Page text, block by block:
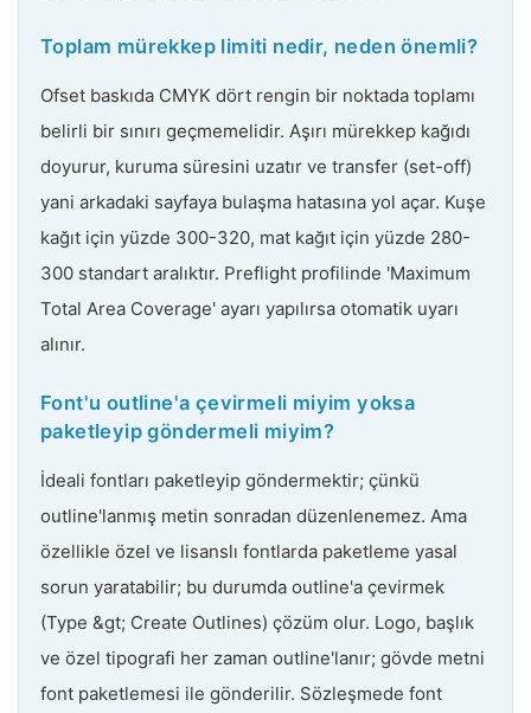
Toplam mürekkep limiti nedir, neden önemli?
Ofset baskıda CMYK dört rengin bir noktada toplamı
belirli bir sınırı geçmemelidir. Aşırı mürekkep kağıdı
doyurur, kuruma süresini uzatır ve transfer (set-off)
yani arkadaki sayfaya bulaşma hatasına yol açar. Kuşe
kağıt için yüzde 300-320, mat kağıt için yüzde 280-
300 standart aralıktır. Preflight profilinde 'Maximum
Total Area Coverage' ayarı yapılırsa otomatik uyarı
alınır.
Font'u outline'a çevirmeli miyim yoksa
paketleyip göndermeli miyim?
İdeali fontları paketleyip göndermektir; çünkü
outline'lanmış metin sonradan düzenlenemez. Ama
özellikle özel ve lisanslı fontlarda paketleme yasal
sorun yaratabilir; bu durumda outline'a çevirmek
(Type &gt; Create Outlines) çözüm olur. Logo, başlık
ve özel tipografi her zaman outline'lanır; gövde metni
font paketlemesi ile gönderilir. Sözleşmede font